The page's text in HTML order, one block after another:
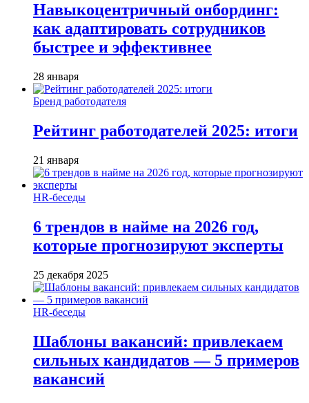
Навыкоцентричный онбординг:
как адаптировать сотрудников
быстрее и эффективнее
28 января
Бренд работодателя
Рейтинг работодателей 2025: итоги
21 января
HR-беседы
6 трендов в найме на 2026 год,
которые прогнозируют эксперты
25 декабря 2025
HR-беседы
Шаблоны вакансий: привлекаем
сильных кандидатов — 5 примеров
вакансий